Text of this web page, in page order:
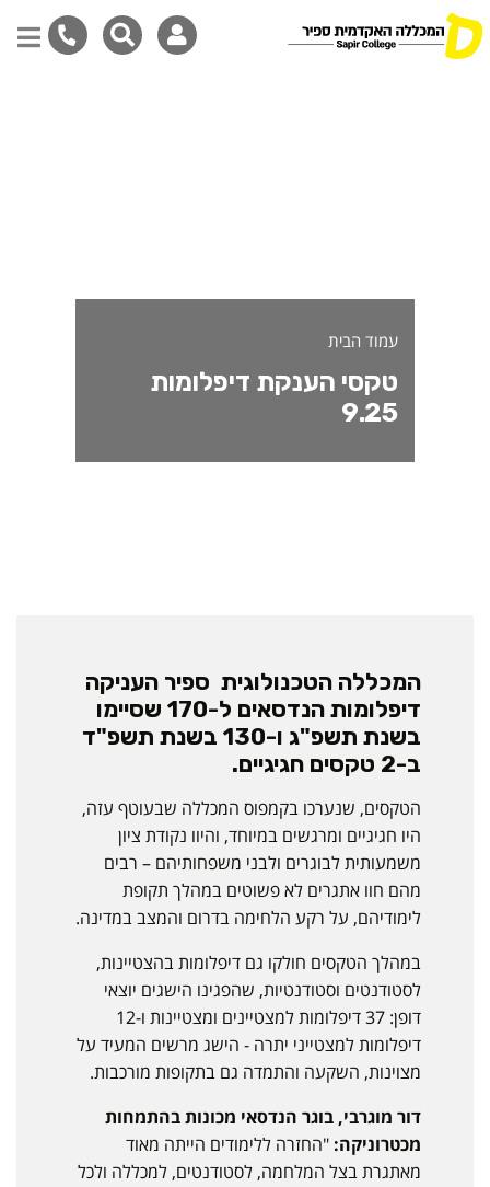
עמוד הבית
טקסי הענקת דיפלומות
9.25
המכללה הטכנולוגית ספיר העניקה
דיפלומות הנדסאים ל-170 שסיימו
בשנת תשפ"ג ו-130 בשנת תשפ"ד
ב-2 טקסים חגיגיים.
הטקסים, שנערכו בקמפוס המכללה שבעוטף עזה,
היו חגיגיים ומרגשים במיוחד, והיוו נקודת ציון
משמעותית לבוגרים ולבני משפחותיהם – רבים
מהם חוו אתגרים לא פשוטים במהלך תקופת
לימודיהם, על רקע הלחימה בדרום והמצב במדינה.
במהלך הטקסים חולקו גם דיפלומות בהצטיינות,
לסטודנטים וסטודנטיות, שהפגינו הישגים יוצאי
דופן: 37 דיפלומות למצטיינים ומצטיינות ו-12
דיפלומות למצטייני יתרה - הישג מרשים המעיד על
מצוינות, השקעה והתמדה גם בתקופות מורכבות.
דור מוגרבי, בוגר הנדסאי מכונות בהתמחות
מכטרוניקה: "החזרה ללימודים הייתה מאוד
מאתגרת בצל המלחמה, לסטודנטים, למכללה ולכל